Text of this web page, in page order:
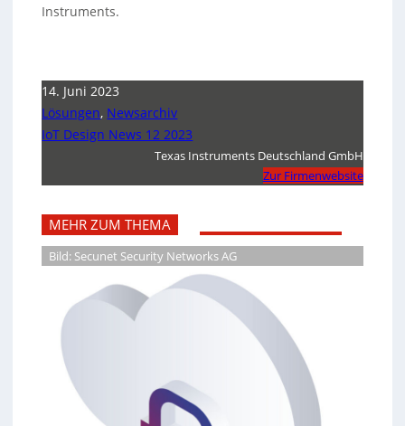
Instruments.
14. Juni 2023
Lösungen, Newsarchiv
IoT Design News 12 2023
Texas Instruments Deutschland GmbH
Zur Firmenwebsite
MEHR ZUM THEMA
Bild: Secunet Security Networks AG